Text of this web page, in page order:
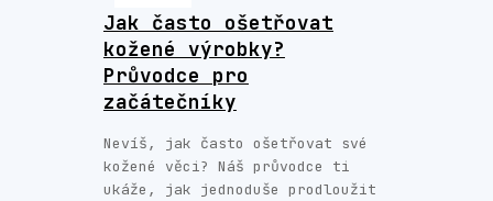
Jak často ošetřovat
kožené výrobky?
Průvodce pro
začátečníky
Nevíš, jak často ošetřovat své
kožené věci? Náš průvodce ti
ukáže, jak jednoduše prodloužit